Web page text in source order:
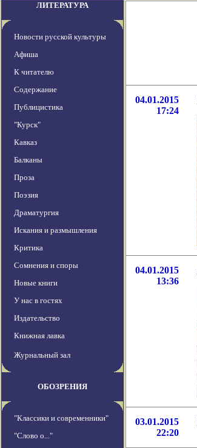
ЛИТЕРАТУРА
Новости русской культуры
Афиша
К читателю
Содержание
Публицистика
"Курск"
Кавказ
Балканы
Проза
Поэзия
Драматургия
Искания и размышления
Критика
Сомнения и споры
Новые книги
У нас в гостях
Издательство
Книжная лавка
Журнальный зал
ОБОЗРЕНИЯ
"Классики и современники"
"Слово о..."
04.01.2015
17:24
04.01.2015
13:36
03.01.2015
22:20